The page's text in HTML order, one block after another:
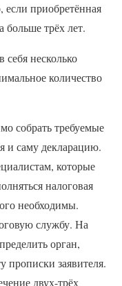
если приобретённая
больше трёх лет.
несколько
количество
собрать требуемые
и саму декларацию.
которые
налоговая
необходимы.
службу. На
орган,
прописки заявителя.
двух-трёх